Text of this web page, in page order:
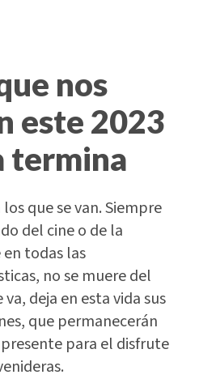
nos
este 2023
termina
que se van. Siempre
del cine o de la
todas las
no se muere del
deja en esta vida sus
que permanecerán
para el disfrute